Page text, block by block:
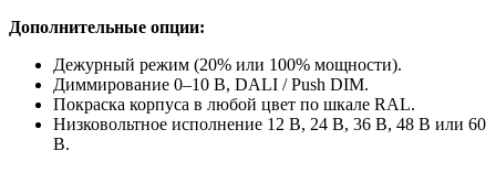
Дополнительные опции:
Дежурный режим (20% или 100% мощности).
Диммирование 0–10 В, DALI / Push DIM.
Покраска корпуса в любой цвет по шкале RAL.
Низковольтное исполнение 12 В, 24 В, 36 В, 48 В или 60
В.